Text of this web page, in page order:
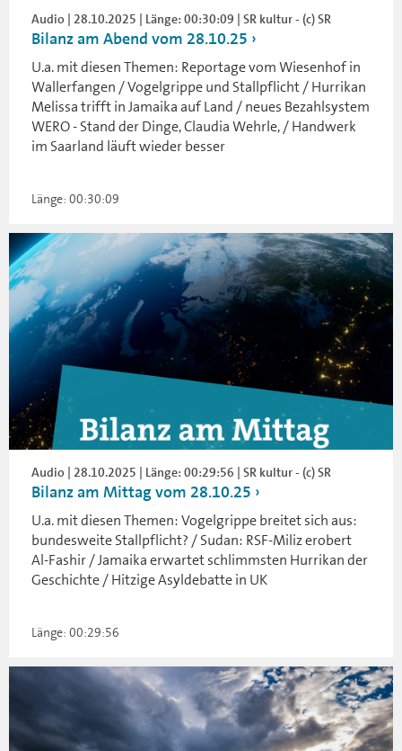
Audio | 28.10.2025 | Länge: 00:30:09 | SR kultur - (c) SR
Bilanz am Abend vom 28.10.25
U.a. mit diesen Themen: Reportage vom Wiesenhof in
Wallerfangen / Vogelgrippe und Stallpflicht / Hurrikan
Melissa trifft in Jamaika auf Land / neues Bezahlsystem
WERO - Stand der Dinge, Claudia Wehrle, / Handwerk
im Saarland läuft wieder besser
Länge: 00:30:09
Audio | 28.10.2025 | Länge: 00:29:56 | SR kultur - (c) SR
Bilanz am Mittag vom 28.10.25
U.a. mit diesen Themen: Vogelgrippe breitet sich aus:
bundesweite Stallpflicht? / Sudan: RSF-Miliz erobert
Al-Fashir / Jamaika erwartet schlimmsten Hurrikan der
Geschichte / Hitzige Asyldebatte in UK
Länge: 00:29:56